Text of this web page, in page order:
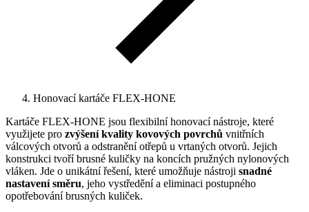
Honovací kartáče FLEX-HONE
Kartáče FLEX-HONE jsou flexibilní honovací nástroje, které
využijete pro zvýšení kvality kovových povrchů vnitřních
válcových otvorů a odstranění otřepů u vrtaných otvorů. Jejich
konstrukci tvoří brusné kuličky na koncích pružných nylonových
vláken. Jde o unikátní řešení, které umožňuje nástroji snadné
nastavení směru, jeho vystředění a eliminaci postupného
opotřebování brusných kuliček.